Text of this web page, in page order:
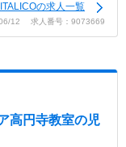
の求人一覧
12 求人番号：9073669
高円寺教室の児